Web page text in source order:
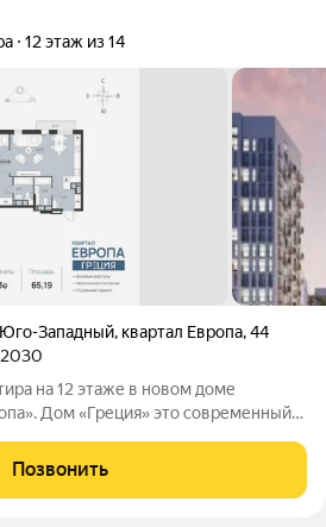
12 этаж из 14
Западный, квартал Европа,44
2030
на 12 этаже в новом доме
это современный
всё для комфортной жизни:
машин,
Позвонить